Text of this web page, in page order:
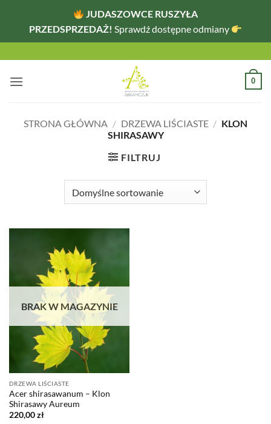
JUDASZOWCE RUSZYŁA
PRZEDSPRZEDAŻ! Sprawdź dostępne odmiany
zawartości
0
STRONA GŁÓWNA / DRZEWA LIŚCIASTE / KLON
SHIRASAWY
FILTRUJ
BRAK W MAGAZYNIE
DRZEWA LIŚCIASTE
Acer shirasawanum – Klon
Shirasawy Aureum
220,00zł